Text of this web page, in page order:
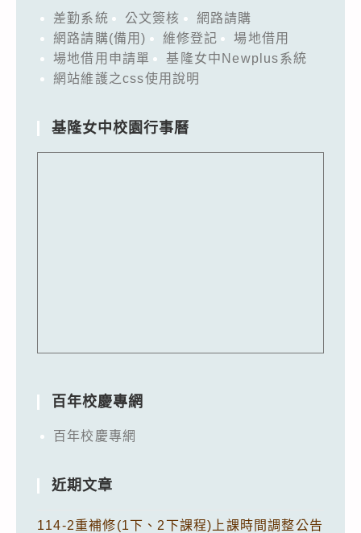
差勤系統 公文簽核
網路請購
網路請購(備用)
維修登記
場地借用
場地借用申請單
基隆女中Newplus系統
網站維護之css使用說明
基隆女中校園行事曆
百年校慶專網
百年校慶專網
近期文章
114-2重補修(1下、2下課程)上課時間調整公告